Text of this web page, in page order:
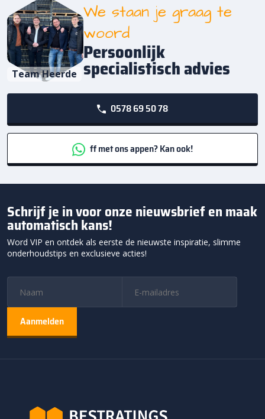
Team Heerde
We staan je graag te
woord
Persoonlijk
specialistisch advies
0578 69 50 78
ff met ons appen? Kan ook!
Schrijf je in voor onze nieuwsbrief en maak
automatisch kans!
Word VIP en ontdek als eerste de nieuwste inspiratie, slimme
onderhoudstips en exclusieve acties!